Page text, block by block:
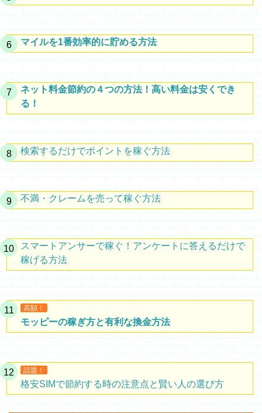
マイルを1番効率的に貯める方法
ネット料金節約の４つの方法！高い料金は安くでき
る！
検索するだけでポイントを稼ぐ方法
不満・クレームを売って稼ぐ方法
スマートアンサーで稼ぐ！アンケートに答えるだけで
稼げる方法
高額！
モッピーの稼ぎ方と有利な換金方法
話題！
格安SIMで節約する時の注意点と賢い人の選び方